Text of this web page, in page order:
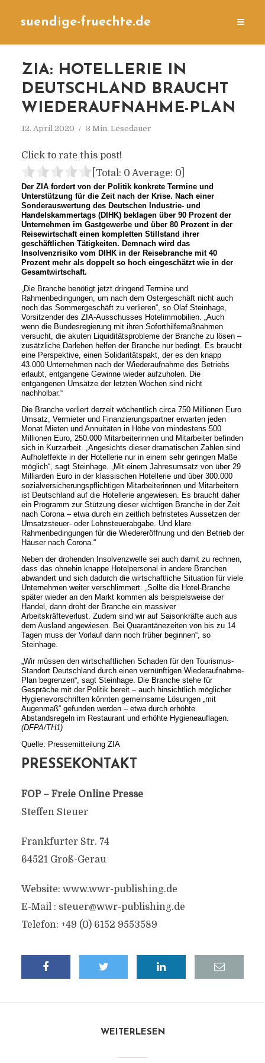
suendige-fruechte.de
ZIA: HOTELLERIE IN
DEUTSCHLAND BRAUCHT
WIEDERAUFNAHME-PLAN
12. April 2020 3 Min. Lesedauer
Click to rate this post!
[Total: 0 Average: 0]
Der ZIA fordert von der Politik konkrete Termine und
Unterstützung für die Zeit nach der Krise. Nach einer
Sonderauswertung des Deutschen Industrie- und
Handelskammertags (DIHK) beklagen über 90 Prozent der
Unternehmen im Gastgewerbe und über 80 Prozent in der
Reisewirtschaft einen kompletten Stillstand ihrer
geschäftlichen Tätigkeiten. Demnach wird das
Insolvenzrisiko vom DIHK in der Reisebranche mit 40
Prozent mehr als doppelt so hoch eingeschätzt wie in der
Gesamtwirtschaft.
„Die Branche benötigt jetzt dringend Termine und
Rahmenbedingungen, um nach dem Ostergeschäft nicht auch
noch das Sommergeschäft zu verlieren“, so Olaf Steinhage,
Vorsitzender des ZIA-Ausschusses Hotelimmobilien. „Auch
wenn die Bundesregierung mit ihren Soforthilfemaßnahmen
versucht, die akuten Liquiditätsprobleme der Branche zu lösen –
zusätzliche Darlehen helfen der Branche nur bedingt. Es braucht
eine Perspektive, einen Solidaritätspakt, der es den knapp
43.000 Unternehmen nach der Wiederaufnahme des Betriebs
erlaubt, entgangene Gewinne wieder aufzuholen. Die
entgangenen Umsätze der letzten Wochen sind nicht
nachholbar.“
Die Branche verliert derzeit wöchentlich circa 750 Millionen Euro
Umsatz, Vermieter und Finanzierungspartner erwarten jeden
Monat Mieten und Annuitäten in Höhe von mindestens 500
Millionen Euro, 250.000 Mitarbeiterinnen und Mitarbeiter befinden
sich in Kurzarbeit. „Angesichts dieser dramatischen Zahlen sind
Aufholeffekte in der Hotellerie nur in einem sehr geringen Maße
möglich“, sagt Steinhage. „Mit einem Jahresumsatz von über 29
Milliarden Euro in der klassischen Hotellerie und über 300.000
sozialversicherungspflichtigen Mitarbeiterinnen und Mitarbeitern
ist Deutschland auf die Hotellerie angewiesen. Es braucht daher
ein Programm zur Stützung dieser wichtigen Branche in der Zeit
nach Corona – etwa durch ein zeitlich befristetes Aussetzen der
Umsatzsteuer- oder Lohnsteuerabgabe. Und klare
Rahmenbedingungen für die Wiedereröffnung und den Betrieb der
Häuser nach Corona.“
Neben der drohenden Insolvenzwelle sei auch damit zu rechnen,
dass das ohnehin knappe Hotelpersonal in andere Branchen
abwandert und sich dadurch die wirtschaftliche Situation für viele
Unternehmen weiter verschlimmert. „Sollte die Hotel-Branche
später wieder an den Markt kommen als beispielsweise der
Handel, dann droht der Branche ein massiver
Arbeitskräfteverlust. Zudem sind wir auf Saisonkräfte auch aus
dem Ausland angewiesen. Bei Quarantänezeiten von bis zu 14
Tagen muss der Vorlauf dann noch früher beginnen“, so
Steinhage.
„Wir müssen den wirtschaftlichen Schaden für den Tourismus-
Standort Deutschland durch einen vernünftigen Wiederaufnahme-
Plan begrenzen“, sagt Steinhage. Die Branche stehe für
Gespräche mit der Politik bereit – auch hinsichtlich möglicher
Hygienevorschriften könnten gemeinsame Lösungen „mit
Augenmaß“ gefunden werden – etwa durch erhöhte
Abstandsregeln im Restaurant und erhöhte Hygieneauflagen.
(DFPA/TH1)
Quelle: Pressemitteilung ZIA
PRESSEKONTAKT
FOP – Freie Online Presse
Steffen Steuer
Frankfurter Str. 74
64521 Groß-Gerau
Website: www.wwr-publishing.de
E-Mail : steuer@wwr-publishing.de
Telefon: +49 (0) 6152 9553589
WEITERLESEN